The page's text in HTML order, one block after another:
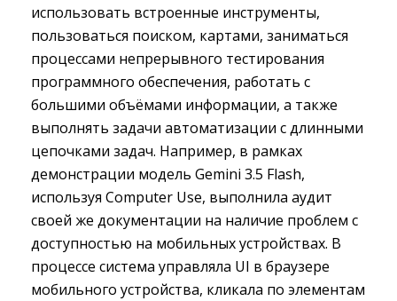
использовать встроенные инструменты,
пользоваться поиском, картами, заниматься
процессами непрерывного тестирования
программного обеспечения, работать с
большими объёмами информации, а также
выполнять задачи автоматизации с длинными
цепочками задач. Например, в рамках
демонстрации модель Gemini 3.5 Flash,
используя Computer Use, выполнила аудит
своей же документации на наличие проблем с
доступностью на мобильных устройствах. В
процессе система управляла UI в браузере
мобильного устройства, кликала по элементам